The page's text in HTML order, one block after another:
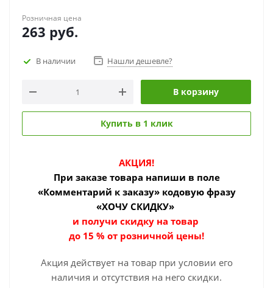
Розничная цена
263 руб.
В наличии Нашли дешевле?
В корзину
Купить в 1 клик
АКЦИЯ!
При заказе товара напиши в поле
«Комментарий к заказу» кодовую фразу
«ХОЧУ СКИДКУ»
и получи скидку на товар
до 15 % от розничной цены!
Акция действует на товар при условии его
наличия и отсутствия на него скидки.